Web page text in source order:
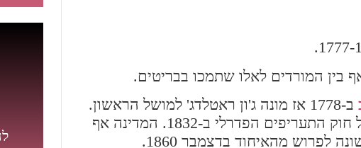
בין המורדים לאלו שתמכו בבריטים.
ב-1778 אז מונה ג'ון ראטלדג' למושל הראשון.
ב-1824 הגיע ג'ון קלהון להיות סגן נשיא ארה"ב והוביל את המדינה לביטול חוק התעריפים הפדרלי ב-1832. המדינה אף
לפרוש מהאיחוד בדצמבר 1860.